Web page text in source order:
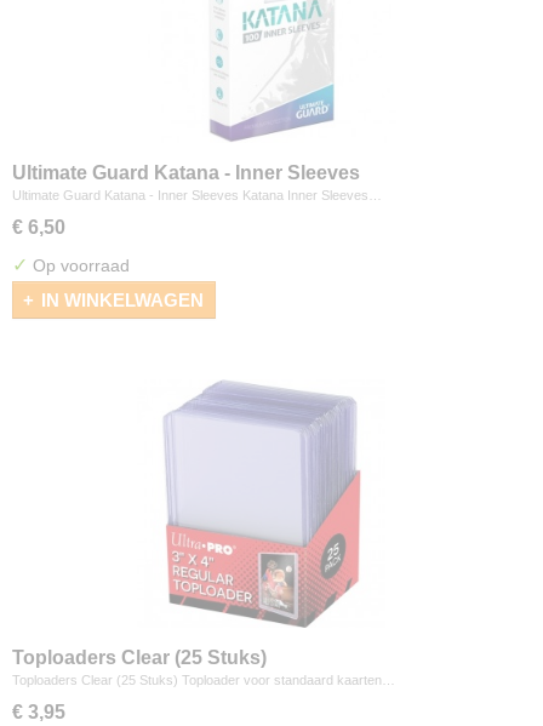
Ultimate Guard Katana - Inner Sleeves
Ultimate Guard Katana - Inner Sleeves Katana Inner Sleeves…
€ 6,50
✓ Op voorraad
IN WINKELWAGEN
Toploaders Clear (25 Stuks)
Toploaders Clear (25 Stuks) Toploader voor standaard kaarten…
€ 3,95